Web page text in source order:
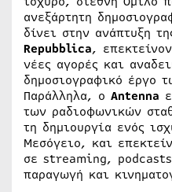
ανεξάρτητη
δίνει στην ανάπτυξη
Repubblica,
νέες αγορές και
δημοσιογραφικό έργο
Παράλληλα, ο Antenna
των ραδιοφωνικών
τη δημιουργία ενός
Μεσόγειο, και
σε streaming,
παραγωγή και